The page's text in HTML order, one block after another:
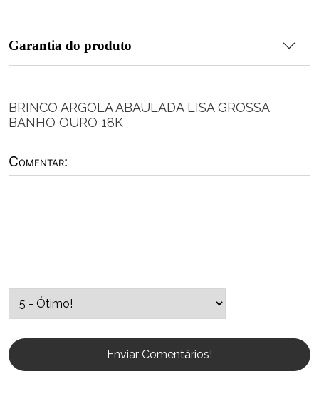
Garantia do produto
BRINCO ARGOLA ABAULADA LISA GROSSA
BANHO OURO 18K
Comentar:
Enviar Comentários!